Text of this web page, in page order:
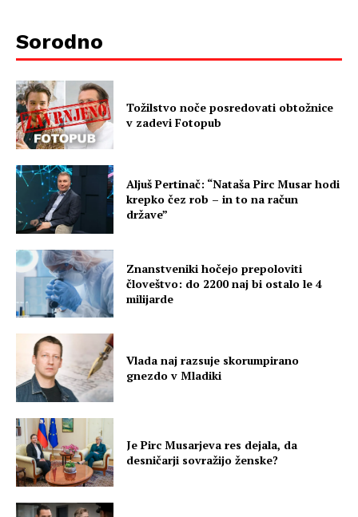
Sorodno
Tožilstvo noče posredovati obtožnice
v zadevi Fotopub
Aljuš Pertinač: “Nataša Pirc Musar hodi
krepko čez rob – in to na račun
države”
Znanstveniki hočejo prepoloviti
človeštvo: do 2200 naj bi ostalo le 4
milijarde
Vlada naj razsuje skorumpirano
gnezdo v Mladiki
Je Pirc Musarjeva res dejala, da
desničarji sovražijo ženske?